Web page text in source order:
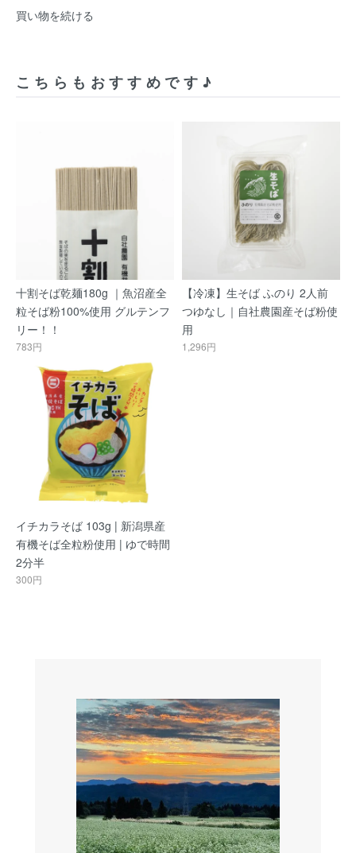
買い物を続ける
こちらもおすすめです♪
十割そば乾麺180g ｜魚沼産全
粒そば粉100%使用 グルテンフ
リー！！
783円
【冷凍】生そば ふのり 2人前
つゆなし｜自社農園産そば粉使
用
1,296円
イチカラそば 103g | 新潟県産
有機そば全粒粉使用 | ゆで時間
2分半
300円